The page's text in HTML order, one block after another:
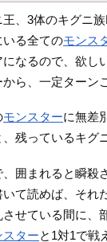
、3体のキグニ
る全てのモンス
なるので、欲し
ら、一定ターン
モンスターに無差
残っているキグ
囲まれると瞬殺
て読めば、それ
させている間に、
スターと1対1で戦